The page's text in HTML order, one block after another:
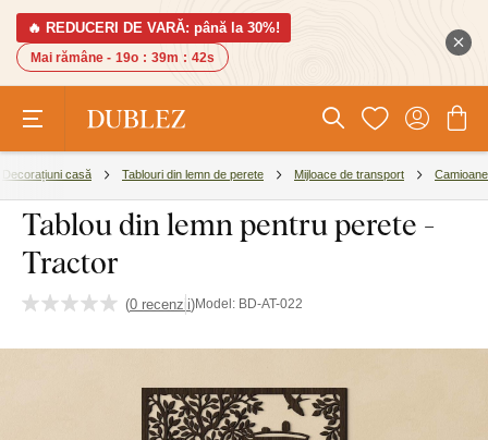
🔥 REDUCERI DE VARĂ: până la 30%!
Mai rămâne - 19o : 39m : 41s
Decorațiuni casă Tablouri din lemn de perete Mijloace de transport Camioane
Tablou din lemn pentru perete -
Tractor
(0 recenzii)Model: BD-AT-022